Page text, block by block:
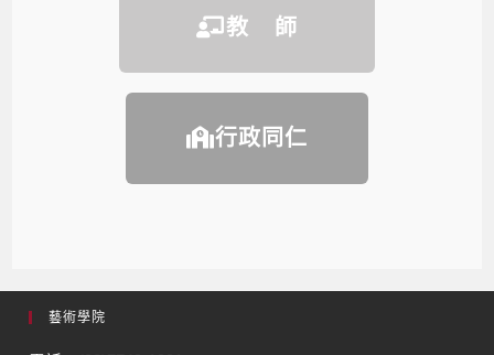
教 師
行政同仁
藝術學院